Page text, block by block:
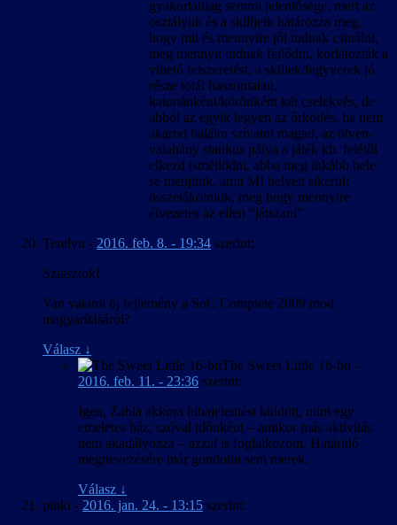
gyakorlatilag semmi jelentősége, mert az
osztályuk és a skilljeik határozza meg,
hogy mit és mennyire jól tudnak csinálni,
meg mennyit tudnak fejlődni, korlátozták a
vihető felszerelést, a skillek/fegyverek jó
része totál haszontalan,
katonánként/körönként két cselekvés, de
abból az egyik legyen az őrködés, ha nem
akarod halálra szívatni magad, az ötven-
valahány statikus pálya a játék kb. felétől
elkezd ismétlődni, abba meg inkább bele
se menjünk, amit MI helyett sikerült
összetákolniuk, meg hogy mennyire
élvezetes az ellen “játszani”.
Terelyn - 2016. feb. 8. - 19:34 szerint:
Sziasztok!
Van valami új fejlemény a SoC Complete 2009 mod
magyarításáról?
Válasz ↓
The Sweet Little 16-bit -
2016. feb. 11. - 23:36 szerint:
Igen, Zabla akkora hibajelentést küldött, mint egy
emeletes ház, szóval időnként – amikor más aktivitás
nem akadályozza – azzal is foglalkozom. Határidő
megnevezésére már gondolni sem merek.
Válasz ↓
pinki - 2016. jan. 24. - 13:15 szerint: